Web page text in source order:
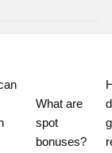
What are
spot
bonuses?